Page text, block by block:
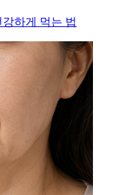
하게 먹는 법